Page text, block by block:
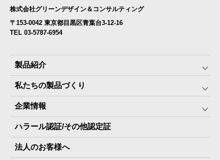
株式会社グリーンデザイン＆コンサルティング
〒153-0042 東京都目黒区青葉台3-12-16
TEL 03-5787-6954
製品紹介
みんなの保存⾷
The Next Dekade10年保存
The Next Dekade7年保存
JARAペットフード7年保存
私たちの製品づくり
SDGSへの取り組み
JARA(ペット⽤防災備蓄⾷)について
地産地消パッケージについて
企業情報
社⻑ご挨拶
スタッフ紹介
ハラール認証/その他認定証
法人のお客様へ